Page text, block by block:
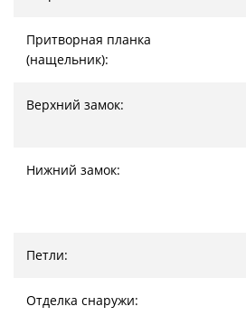
Притворная планка
(нащельник):
Верхний замок:
Нижний замок:
Петли:
Отделка снаружи: